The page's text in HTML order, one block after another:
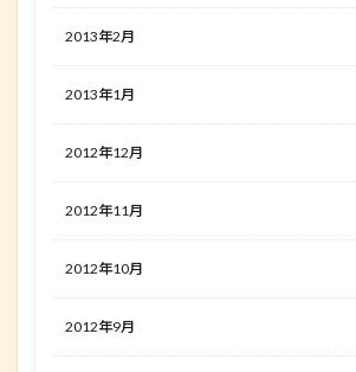
2013年2月
2013年1月
2012年12月
2012年11月
2012年10月
2012年9月